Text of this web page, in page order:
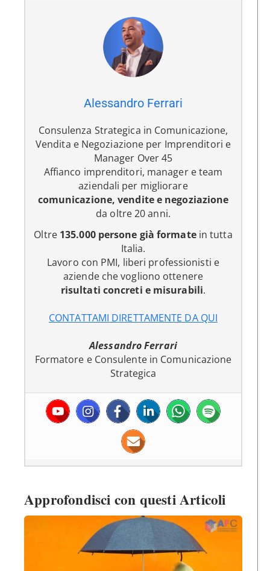
Alessandro Ferrari
Consulenza Strategica in Comunicazione,
Vendita e Negoziazione per Imprenditori e
Manager Over 45
Affianco imprenditori, manager e team
aziendali per migliorare
comunicazione, vendite e negoziazione
da oltre 20 anni.
Oltre 135.000 persone già formatein tutta
Italia.
Lavoro con PMI, liberi professionisti e
aziende che vogliono ottenere
risultati concreti e misurabili.
CONTATTAMI DIRETTAMENTE DA QUI
Alessandro Ferrari
Formatore e Consulente in Comunicazione
Strategica
Approfondisci con questi Articoli